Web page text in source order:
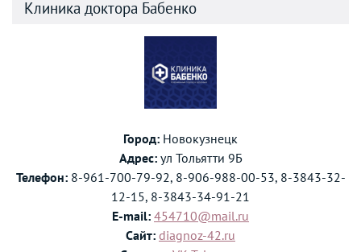
Клиника доктора Бабенко
Город: Новокузнецк
Адрес:ул Тольятти 9Б
Телефон:8-961-700-79-92, 8-906-988-00-53, 8-3843-32-
12-15, 8-3843-34-91-21
E-mail: 454710@mail.ru
Сайт: diagnoz-42.ru